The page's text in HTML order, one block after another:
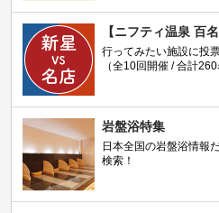
【ニフティ温泉 百
行ってみたい施設に投
（全10回開催 / 合計260
岩盤浴特集
日本全国の岩盤浴情報
検索！